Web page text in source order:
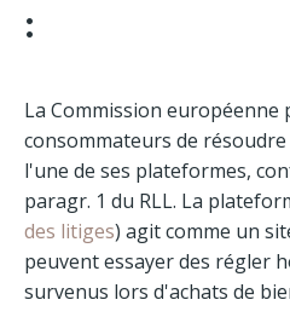
:
La Commission européenne
consommateurs de
l'une de ses plateformes,
paragr. 1 du RLL. La
des litiges) agit comme un
peuvent essayer des régler
survenus lors d'achats de